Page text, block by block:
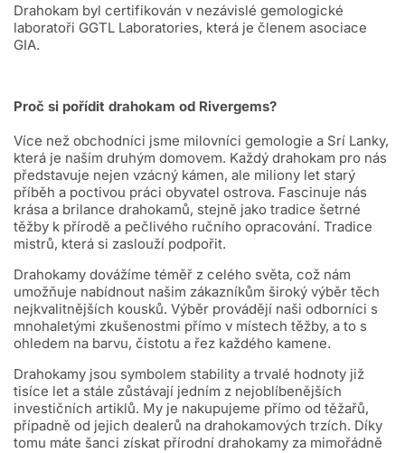
Drahokam byl certifikován v nezávislé gemologické
laboratoři GGTL Laboratories, která je členem asociace
GIA.
Proč si pořídit drahokam od Rivergems?
Více než obchodníci jsme milovníci gemologie a Srí Lanky,
která je naším druhým domovem. Každý drahokam pro nás
představuje nejen vzácný kámen, ale miliony let starý
příběh a poctivou práci obyvatel ostrova. Fascinuje nás
krása a brilance drahokamů, stejně jako tradice šetrné
těžby k přírodě a pečlivého ručního opracování. Tradice
mistrů, která si zaslouží podpořit.
Drahokamy dovážíme téměř z celého světa, což nám
umožňuje nabídnout našim zákazníkům široký výběr těch
nejkvalitnějších kousků. Výběr provádějí naši odborníci s
mnohaletými zkušenostmi přímo v místech těžby, a to s
ohledem na barvu, čistotu a řez každého kamene.
Drahokamy jsou symbolem stability a trvalé hodnoty již
tisíce let a stále zůstávají jedním z nejoblíbenějších
investičních artiklů. My je nakupujeme přímo od těžařů,
případně od jejich dealerů na drahokamových trzích. Díky
tomu máte šanci získat přírodní drahokamy za mimořádně